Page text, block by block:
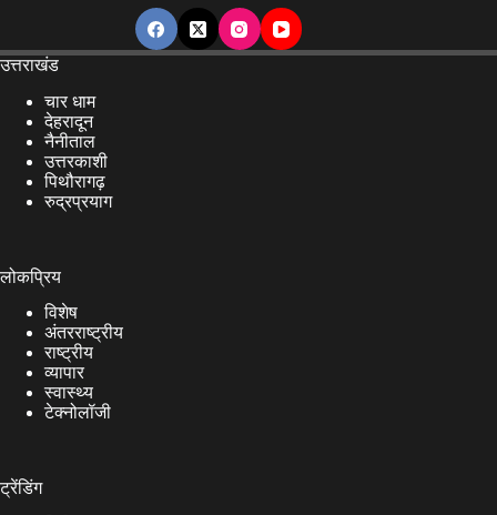
उत्तराखंड
चार धाम
देहरादून
नैनीताल
उत्तरकाशी
पिथौरागढ़
रुद्रप्रयाग
लोकप्रिय
विशेष
अंतरराष्ट्रीय
राष्ट्रीय
व्यापार
स्वास्थ्य
टेक्नोलॉजी
ट्रेंडिंग